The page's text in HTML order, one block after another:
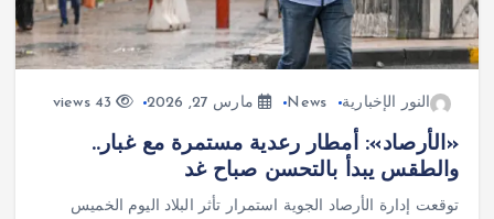
النور الإخبارية News مارس 27, 2026 43 views
«الأرصاد»: أمطار رعدية مستمرة مع غبار..
والطقس يبدأ بالتحسن صباح غد
توقعت إدارة الأرصاد الجوية استمرار تأثر البلاد اليوم الخميس